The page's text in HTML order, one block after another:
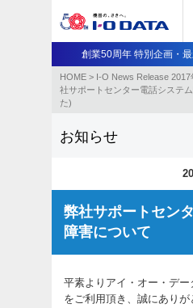
創業50周年 特別企画・
HOME > I-O News Release 2017
社サポートセンター電話システ
た)
お知らせ
弊社サポートセン
障害について
平素よりアイ・オー・デ
をご利用頂き、誠にありが